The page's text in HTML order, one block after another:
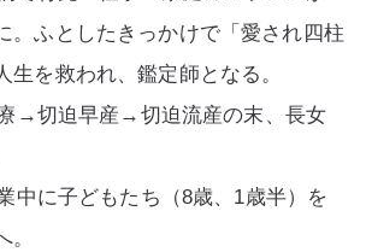
。ふとしたきっかけで「愛され四柱
生を救われ、鑑定師となる。
→切迫早産→切迫流産の末、長女
中に子どもたち（8歳、1歳半）を